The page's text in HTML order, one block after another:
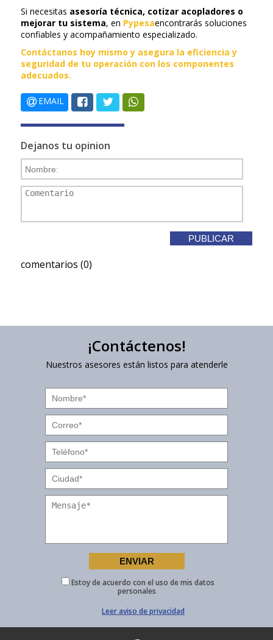
Si necesitas asesoría técnica, cotizar acopladores o
mejorar tu sistema, en Pypesaencontrarás soluciones
confiables y acompañamiento especializado.
Contáctanos hoy mismo y asegura la eficiencia y
seguridad de tu operación con los componentes
adecuados.
EMAIL
Dejanos tu opinion
comentarios (0)
¡Contáctenos!
Nuestros asesores están listos para atenderle
Estoy de acuerdo con el uso de mis datos
personales
Leer aviso de privacidad